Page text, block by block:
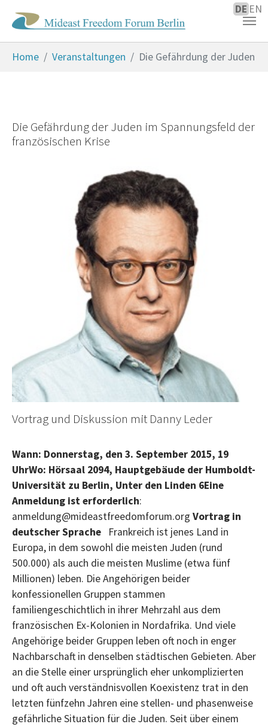
DE EN
Home Veranstaltungen Die Gefährdung der Juden
Die Gefährdung der Juden im Spannungsfeld der
französischen Krise
Vortrag und Diskussion mit Danny Leder
Wann: Donnerstag, den 3. September 2015, 19
UhrWo: Hörsaal 2094, Hauptgebäude der Humboldt-
Universität zu Berlin, Unter den Linden 6Eine
Anmeldung ist erforderlich:
anmeldung@mideastfreedomforum.org Vortrag in
deutscher Sprache Frankreich ist jenes Land in
Europa, in dem sowohl die meisten Juden (rund
500.000) als auch die meisten Muslime (etwa fünf
Millionen) leben. Die Angehörigen beider
konfessionellen Gruppen stammen
familiengeschichtlich in ihrer Mehrzahl aus dem
französischen Ex-Kolonien in Nordafrika. Und viele
Angehörige beider Gruppen leben oft noch in enger
Nachbarschaft in denselben städtischen Gebieten. Aber
an die Stelle einer ursprünglich eher unkomplizierten
und oft auch verständnisvollen Koexistenz trat in den
letzten fünfzehn Jahren eine stellen- und phasenweise
gefährliche Situation für die Juden. Seit über einem